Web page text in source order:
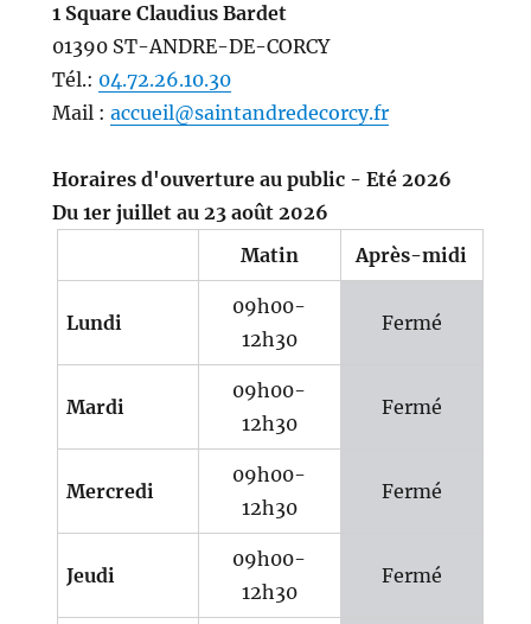
1 Square Claudius Bardet
01390 ST-ANDRE-DE-CORCY
Tél.: 04.72.26.10.30
Mail : accueil@saintandredecorcy.fr
Horaires d'ouverture au public - Eté 2026
Du 1er juillet au 23 août 2026
Matin
Après-midi
Lundi
09h00-
12h30
Fermé
Mardi
09h00-
12h30
Fermé
Mercredi
09h00-
12h30
Fermé
Jeudi
09h00-
12h30
Fermé